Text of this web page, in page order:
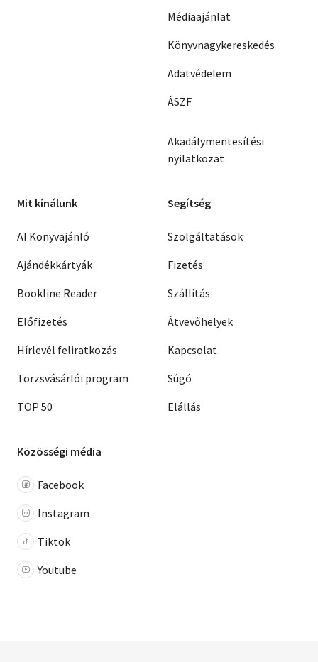
Médiaajánlat
Könyvnagykereskedés
Adatvédelem
ÁSZF
Akadálymentesítési
nyilatkozat
Mit kínálunk
AI Könyvajánló
Ajándékkártyák
Bookline Reader
Előfizetés
Hírlevél feliratkozás
Törzsvásárlói program
TOP 50
Segítség
Szolgáltatások
Fizetés
Szállítás
Átvevőhelyek
Kapcsolat
Súgó
Elállás
Közösségi média
Facebook
Instagram
Tiktok
Youtube